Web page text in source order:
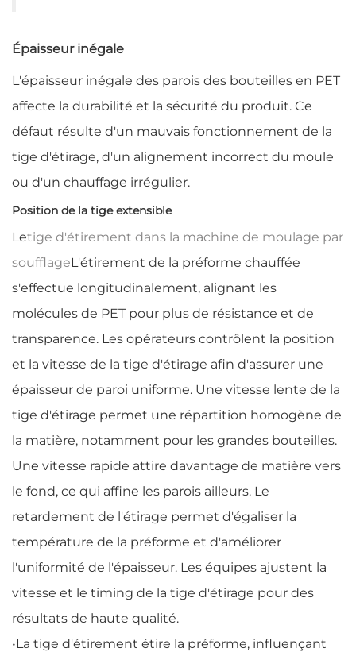
Épaisseur inégale
L'épaisseur inégale des parois des bouteilles en PET
affecte la durabilité et la sécurité du produit. Ce
défaut résulte d'un mauvais fonctionnement de la
tige d'étirage, d'un alignement incorrect du moule
ou d'un chauffage irrégulier.
Position de la tige extensible
Letige d'étirement dans la machine de moulage par
soufflageL'étirement de la préforme chauffée
s'effectue longitudinalement, alignant les
molécules de PET pour plus de résistance et de
transparence. Les opérateurs contrôlent la position
et la vitesse de la tige d'étirage afin d'assurer une
épaisseur de paroi uniforme. Une vitesse lente de la
tige d'étirage permet une répartition homogène de
la matière, notamment pour les grandes bouteilles.
Une vitesse rapide attire davantage de matière vers
le fond, ce qui affine les parois ailleurs. Le
retardement de l'étirage permet d'égaliser la
température de la préforme et d'améliorer
l'uniformité de l'épaisseur. Les équipes ajustent la
vitesse et le timing de la tige d'étirage pour des
résultats de haute qualité.
•La tige d'étirement étire la préforme, influençant